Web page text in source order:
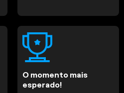
O momento mais
esperado!